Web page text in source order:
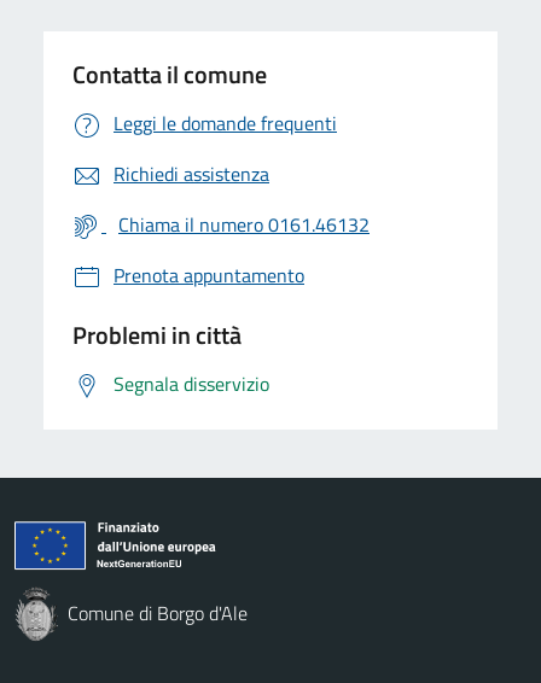
Contatta il comune
Leggi le domande frequenti
Richiedi assistenza
Chiama il numero 0161.46132
Prenota appuntamento
Problemi in città
Segnala disservizio
Comune di Borgo d'Ale